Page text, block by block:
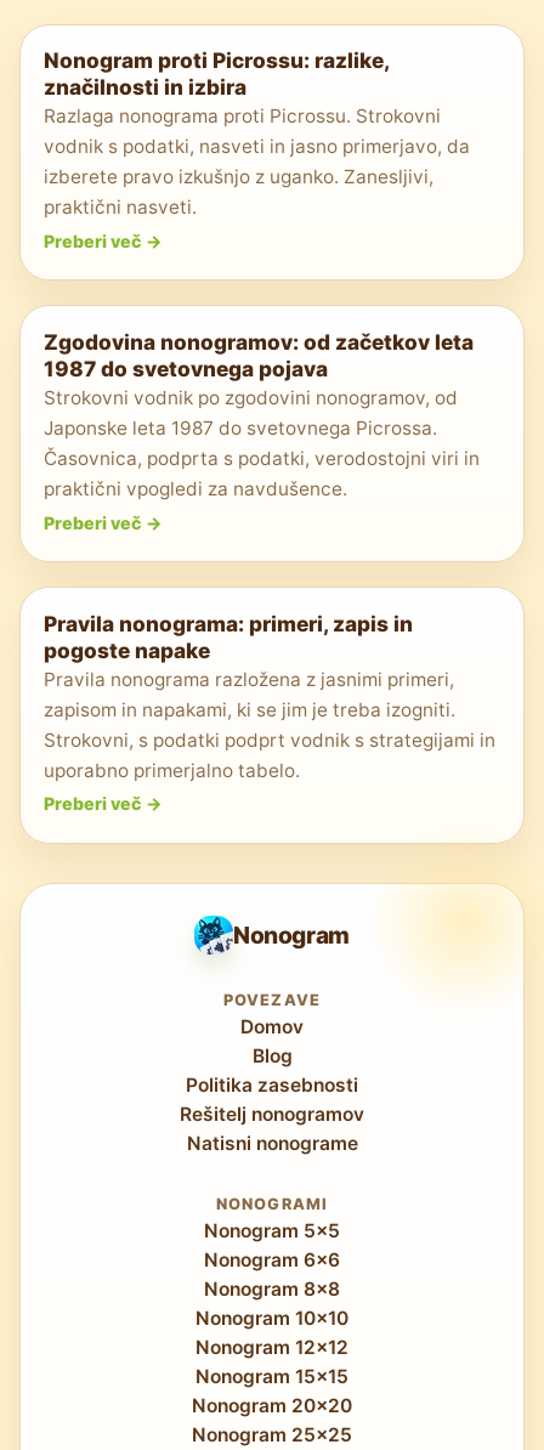
Nonogram proti Picrossu: razlike,
značilnosti in izbira
Razlaga nonograma proti Picrossu. Strokovni
vodnik s podatki, nasveti in jasno primerjavo, da
izberete pravo izkušnjo z uganko. Zanesljivi,
praktični nasveti.
Preberi več ->
Zgodovina nonogramov: od začetkov leta
1987 do svetovnega pojava
Strokovni vodnik po zgodovini nonogramov, od
Japonske leta 1987 do svetovnega Picrossa.
Časovnica, podprta s podatki, verodostojni viri in
praktični vpogledi za navdušence.
Preberi več ->
Pravila nonograma: primeri, zapis in
pogoste napake
Pravila nonograma razložena z jasnimi primeri,
zapisom in napakami, ki se jim je treba izogniti.
Strokovni, s podatki podprt vodnik s strategijami in
uporabno primerjalno tabelo.
Preberi več ->
Nonogram
POVEZAVE
Domov
Blog
Politika zasebnosti
Rešitelj nonogramov
Natisni nonograme
NONOGRAMI
Nonogram 5x5
Nonogram 6x6
Nonogram 8x8
Nonogram 10x10
Nonogram 12x12
Nonogram 15x15
Nonogram 20x20
Nonogram 25x25